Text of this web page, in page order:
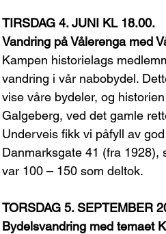
TIRSDAG 4. JUNI KL 18.00.
Vandring på Vålerenga med
Kampen historielags
vandring i vår nabobydel.
vise våre bydeler, og
Galgeberg, ved det gamle
Underveis fikk vi påfyll av
Danmarksgate 41 (fra 1928),
var 100 – 150 som deltok.
TORSDAG 5. SEPTEMBER
Bydelsvandring med temaet